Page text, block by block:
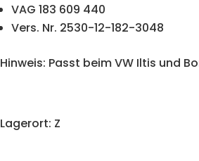
VAG 183 609 440
Vers. Nr. 2530-12-182-3048
Hinweis: Passt beim VW Iltis und
Lagerort: Z